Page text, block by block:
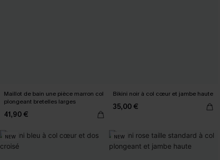
Maillot de bain une pièce marron col
plongeant bretelles larges
41,90 €
Bikini noir à col cœur et jambe haute
35,00 €
NEW NEW